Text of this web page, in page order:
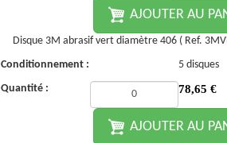
AJOUTER AU
Disque 3M abrasif vert diamètre 406 ( Ref.
Conditionnement :
5 disques
Quantité :
78,65 €
AJOUTER AU